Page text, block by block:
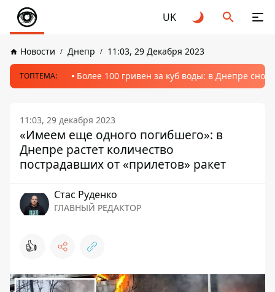
UK
Новости Днепр 11:03, 29 Декабря 2023
ТОПТЕМА: Более 100 гривен за куб воды: в Днепре
11:03, 29 декабря 2023
«Имеем еще одного погибшего»: в
Днепре растет количество
пострадавших от «прилетов» ракет
Стаc Руденко
ГЛАВНЫЙ РЕДАКТОР
👍